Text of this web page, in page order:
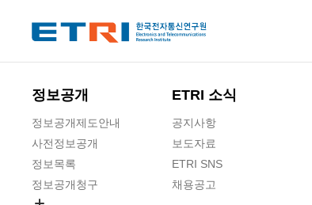
정보공개
정보공개제도안내
사전정보공개
정보목록
정보공개청구
ETRI 소식
공지사항
보도자료
ETRI SNS
채용공고